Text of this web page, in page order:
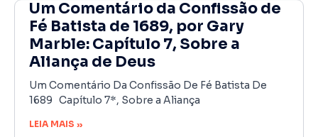
Um Comentário da Confissão de
Fé Batista de 1689, por Gary
Marble: Capítulo 7, Sobre a
Aliança de Deus
Um Comentário Da Confissão De Fé Batista De
1689 Capítulo 7*, Sobre a Aliança
LEIA MAIS »